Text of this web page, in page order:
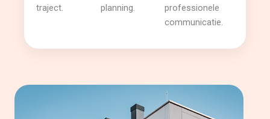
traject.
planning.
professionele
communicatie.